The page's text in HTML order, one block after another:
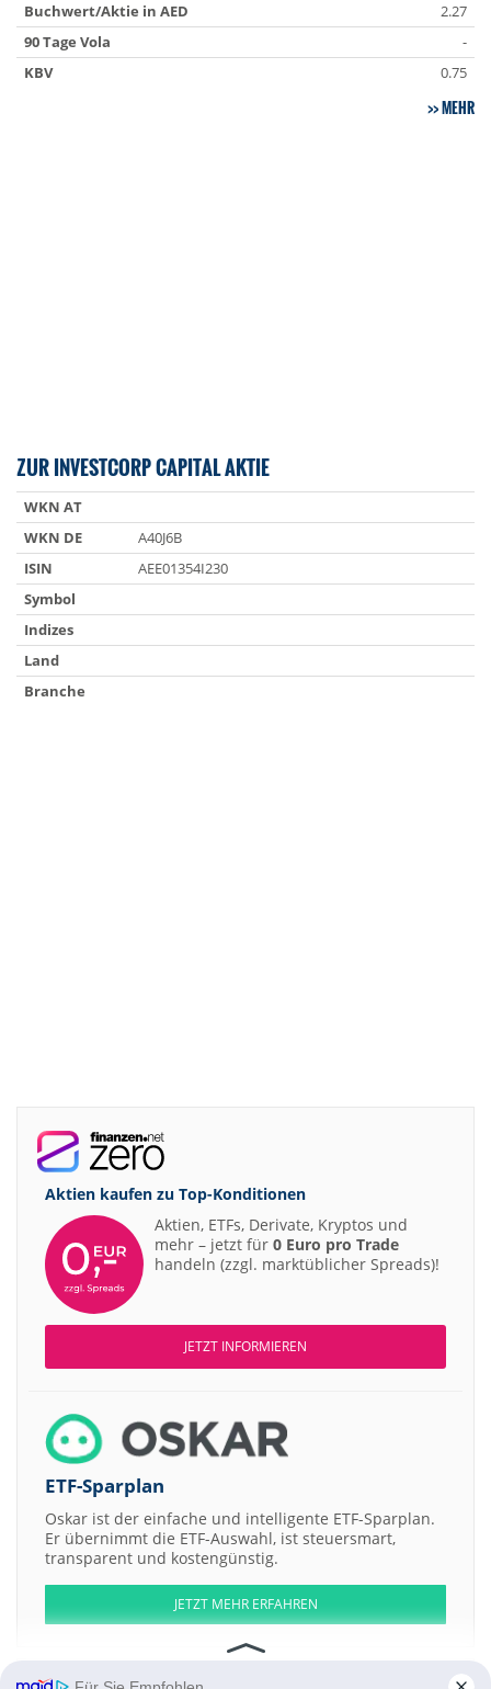
Buchwert/Aktie in AED
2.27
90 Tage Vola
-
KBV
0.75
MEHR
ZUR INVESTCORP CAPITAL AKTIE
WKN AT
WKN DE
A40J6B
ISIN
AEE01354I230
Symbol
Indizes
Land
Branche
Aktien kaufen zu Top-Konditionen
Aktien, ETFs, Derivate, Kryptos und
mehr – jetzt für 0 Euro pro Trade
handeln (zzgl. marktüblicher Spreads)!
JETZT INFORMIEREN
ETF-Sparplan
Oskar ist der einfache und intelligente ETF-Sparplan.
Er übernimmt die ETF-Auswahl, ist steuersmart,
transparent und kostengünstig.
JETZT MEHR ERFAHREN